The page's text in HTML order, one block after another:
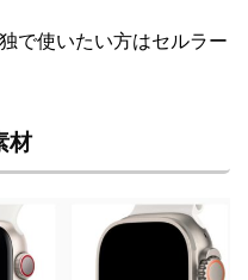
で使いたい方はセルラー
材